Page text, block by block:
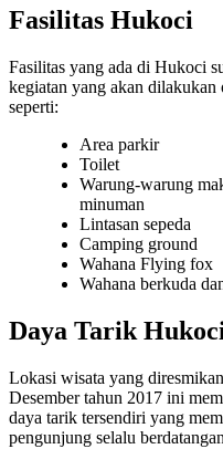
Fasilitas Hukoci
Fasilitas yang ada di Hukoci
kegiatan yang akan dilakukan
seperti:
Area parkir
Toilet
Warung-warung
minuman
Lintasan sepeda
Camping ground
Wahana Flying fox
Wahana berkuda
Daya Tarik
Lokasi wisata yang
Desember tahun 2017 ini
daya tarik tersendiri yang
pengunjung selalu